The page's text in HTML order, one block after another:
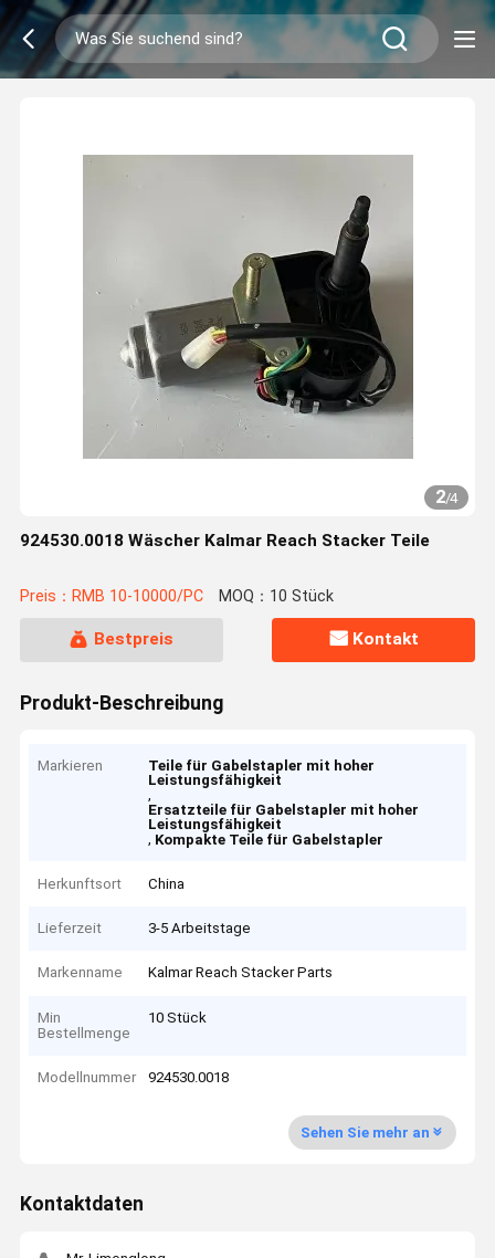
2/4
924530.0018 Wäscher Kalmar Reach Stacker Teile
Preis：RMB 10-10000/PC MOQ：10 Stück
Bestpreis Kontakt
Produkt-Beschreibung
Markieren
Teile für Gabelstapler mit hoher
Leistungsfähigkeit
,
Ersatzteile für Gabelstapler mit hoher
Leistungsfähigkeit
, Kompakte Teile für Gabelstapler
Herkunftsort China
Lieferzeit 3-5 Arbeitstage
Markenname Kalmar Reach Stacker Parts
Min
Bestellmenge
10 Stück
Modellnummer 924530.0018
Sehen Sie mehr an
Kontaktdaten